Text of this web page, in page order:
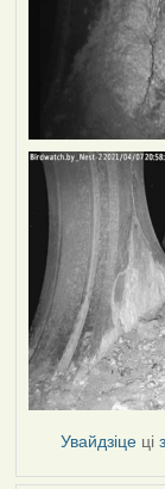
Увайдзіце ці